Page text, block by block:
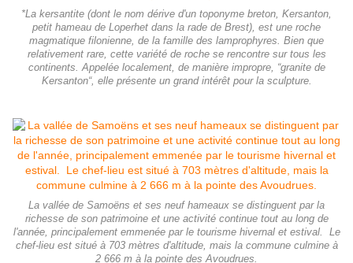
*La kersantite (dont le nom dérive d'un toponyme breton, Kersanton,
petit hameau de Loperhet dans la rade de Brest), est une roche
magmatique filonienne, de la famille des lamprophyres. Bien que
relativement rare, cette variété de roche se rencontre sur tous les
continents. Appelée localement, de manière impropre, “granite de
Kersanton“, elle présente un grand intérêt pour la sculpture.
La vallée de Samoëns et ses neuf hameaux se distinguent par la
richesse de son patrimoine et une activité continue tout au long de
l'année, principalement emmenée par le tourisme hivernal et estival. Le
chef-lieu est situé à 703 mètres d'altitude, mais la commune culmine à
2 666 m à la pointe des Avoudrues.